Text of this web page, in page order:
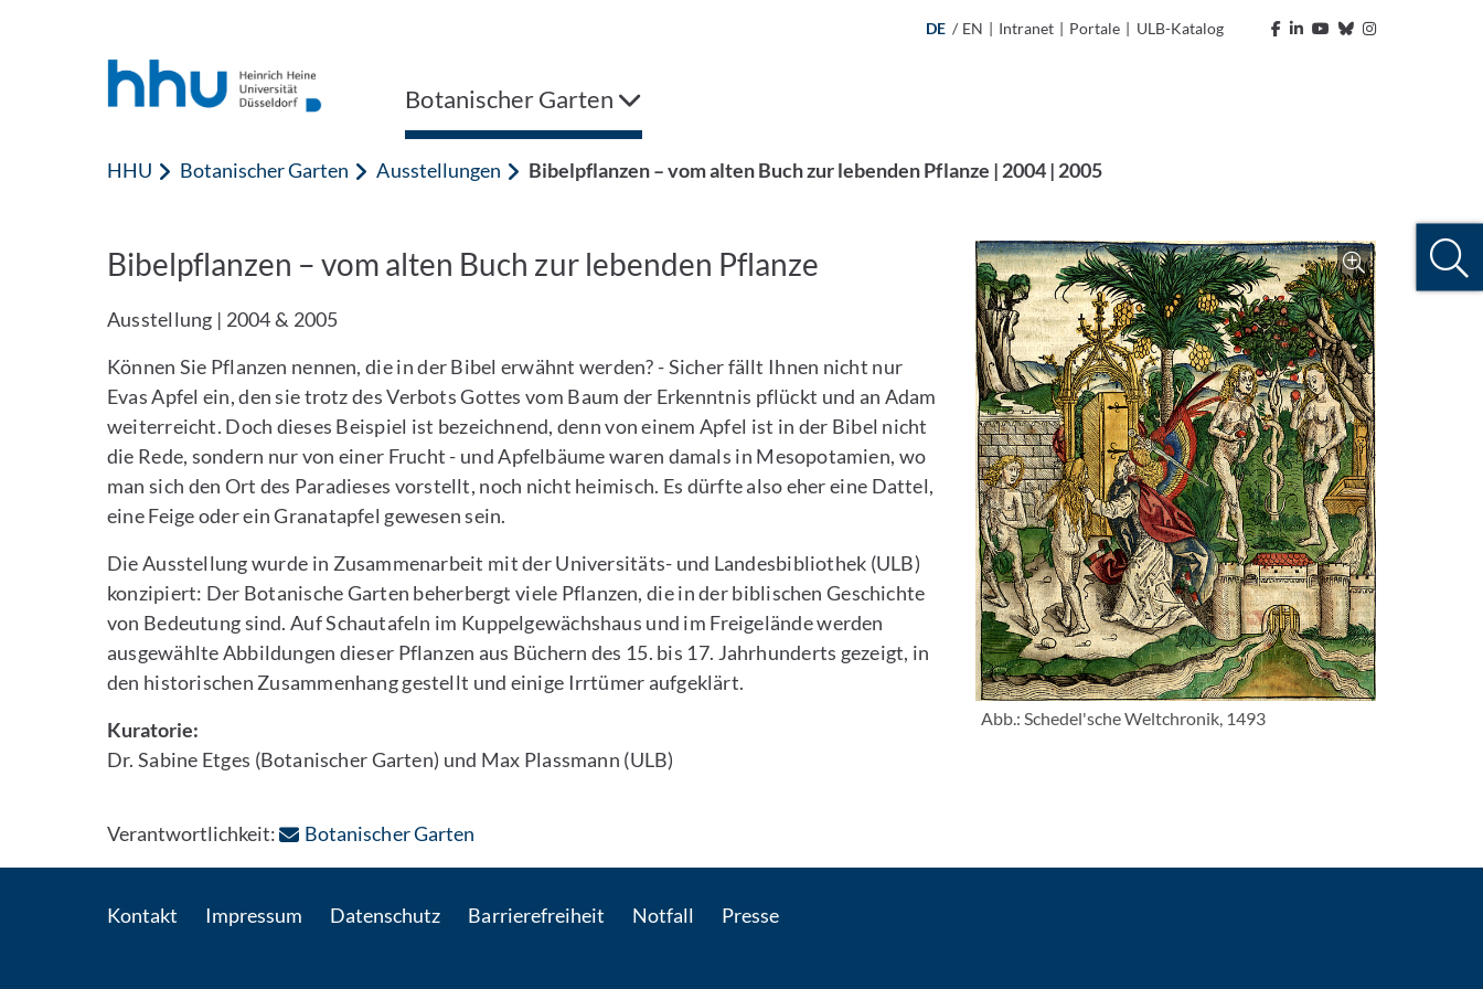
DE / EN | Intranet | Portale | ULB-Katalog
Botanischer Garten
HHU Botanischer Garten Ausstellungen Bibelpflanzen – vom alten Buch zur lebenden Pflanze | 2004 | 2005
Bibelpflanzen – vom alten Buch zur lebenden Pflanze
Ausstellung | 2004 & 2005
Können Sie Pflanzen nennen, die in der Bibel erwähnt werden? - Sicher fällt Ihnen nicht nur
Evas Apfel ein, den sie trotz des Verbots Gottes vom Baum der Erkenntnis pflückt und an Adam
weiterreicht. Doch dieses Beispiel ist bezeichnend, denn von einem Apfel ist in der Bibel nicht
die Rede, sondern nur von einer Frucht - und Apfelbäume waren damals in Mesopotamien, wo
man sich den Ort des Paradieses vorstellt, noch nicht heimisch. Es dürfte also eher eine Dattel,
eine Feige oder ein Granatapfel gewesen sein.
Die Ausstellung wurde in Zusammenarbeit mit der Universitäts- und Landesbibliothek (ULB)
konzipiert: Der Botanische Garten beherbergt viele Pflanzen, die in der biblischen Geschichte
von Bedeutung sind. Auf Schautafeln im Kuppelgewächshaus und im Freigelände werden
ausgewählte Abbildungen dieser Pflanzen aus Büchern des 15. bis 17. Jahrhunderts gezeigt, in
den historischen Zusammenhang gestellt und einige Irrtümer aufgeklärt.
Kuratorie:
Dr. Sabine Etges (Botanischer Garten) und Max Plassmann (ULB)
Bild vergrößern
Abb.: Schedel'sche Weltchronik, 1493
Verantwortlichkeit: Botanischer Garten: Per E-Mail kontaktieren
Kontakt Impressum Datenschutz Barrierefreiheit Notfall Presse